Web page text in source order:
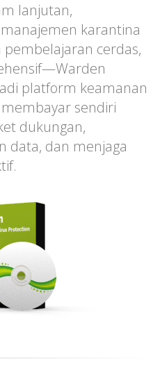
lanjutan,
karantina
cerdas,
platform keamanan
sendiri
dukungan,
data, dan menjaga